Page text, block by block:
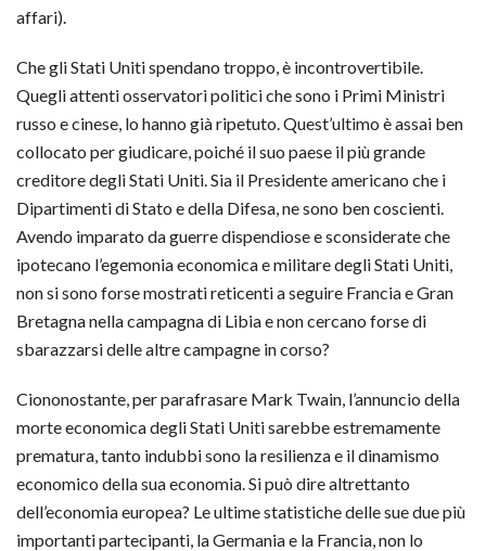
affari).
Che gli Stati Uniti spendano troppo, è incontrovertibile.
Quegli attenti osservatori politici che sono i Primi Ministri
russo e cinese, lo hanno già ripetuto. Quest’ultimo è assai ben
collocato per giudicare, poiché il suo paese il più grande
creditore degli Stati Uniti. Sia il Presidente americano che i
Dipartimenti di Stato e della Difesa, ne sono ben coscienti.
Avendo imparato da guerre dispendiose e sconsiderate che
ipotecano l’egemonia economica e militare degli Stati Uniti,
non si sono forse mostrati reticenti a seguire Francia e Gran
Bretagna nella campagna di Libia e non cercano forse di
sbarazzarsi delle altre campagne in corso?
Ciononostante, per parafrasare Mark Twain, l’annuncio della
morte economica degli Stati Uniti sarebbe estremamente
prematura, tanto indubbi sono la resilienza e il dinamismo
economico della sua economia. Si può dire altrettanto
dell’economia europea? Le ultime statistiche delle sue due più
importanti partecipanti, la Germania e la Francia, non lo